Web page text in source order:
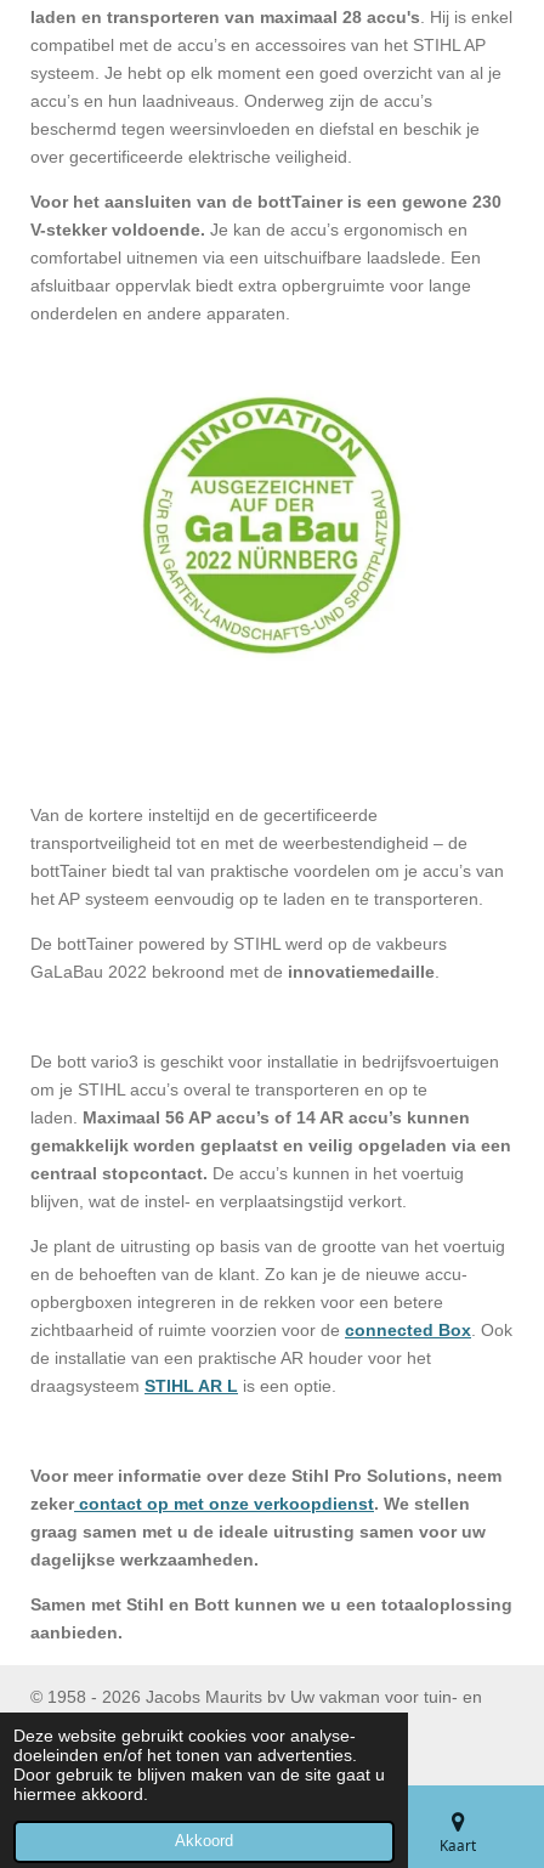
Deze website gebruikt cookies voor analyse-
doeleinden en/of het tonen van advertenties.
Door gebruik te blijven maken van de site gaat u
hiermee akkoord.
Akkoord
laden en transporteren van maximaal 28 accu's . Hij is enkel
compatibel met de accu’s en accessoires van het STIHL AP
systeem. Je hebt op elk moment een goed overzicht van al je
accu’s en hun laadniveaus. Onderweg zijn de accu’s
beschermd tegen weersinvloeden en diefstal en beschik je
over gecertificeerde elektrische veiligheid.
Voor het aansluiten van de bottTainer is een gewone 230
V-stekker voldoende. Je kan de accu’s ergonomisch en
comfortabel uitnemen via een uitschuifbare laadslede. Een
afsluitbaar oppervlak biedt extra opbergruimte voor lange
onderdelen en andere apparaten.
Van de kortere insteltijd en de gecertificeerde
transportveiligheid tot en met de weerbestendigheid – de
bottTainer biedt tal van praktische voordelen om je accu’s van
het AP systeem eenvoudig op te laden en te transporteren.
De bottTainer powered by STIHL werd op de vakbeurs
GaLaBau 2022 bekroond met de innovatiemedaille.
De bott vario3 is geschikt voor installatie in bedrijfsvoertuigen
om je STIHL accu’s overal te transporteren en op te
laden. Maximaal 56 AP accu’s of 14 AR accu’s kunnen
gemakkelijk worden geplaatst en veilig opgeladen via een
centraal stopcontact. De accu’s kunnen in het voertuig
blijven, wat de instel- en verplaatsingstijd verkort.
Je plant de uitrusting op basis van de grootte van het voertuig
en de behoeften van de klant. Zo kan je de nieuwe accu-
opbergboxen integreren in de rekken voor een betere
zichtbaarheid of ruimte voorzien voor de connected Box. Ook
de installatie van een praktische AR houder voor het
draagsysteem STIHL AR L is een optie.
Voor meer informatie over deze Stihl Pro Solutions, neem
zekercontact op met onze verkoopdienst. We stellen
graag samen met u de ideale uitrusting samen voor uw
dagelijkse werkzaamheden.
Samen met Stihl en Bott kunnen we u een totaaloplossing
aanbieden.
© 1958 - 2026 Jacobs Maurits bv Uw vakman voor tuin- en
parkmachines
Tel : (+32) 053/ 77 90 06
Telefoonnummer Kaart